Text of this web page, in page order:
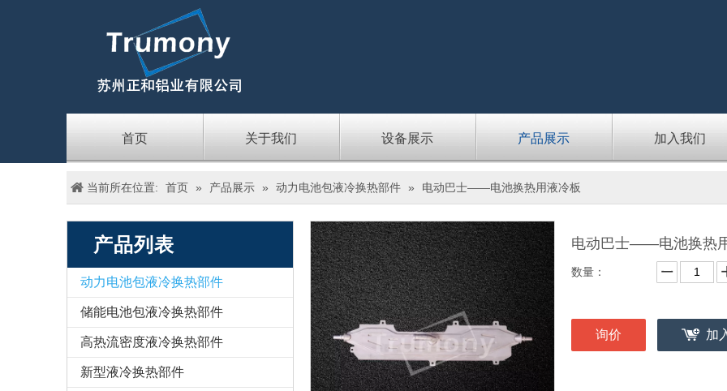
首页 关于我们 设备展示 产品展示 加入我们
当前所在位置: 首页 » 产品展示 » 动力电池包液冷换热部件 » 电动巴士——电池换热用液冷板
产品列表
动力电池包液冷换热部件
储能电池包液冷换热部件
高热流密度液冷换热部件
新型液冷换热部件
电动巴士——电池换热
数量：
询价 加